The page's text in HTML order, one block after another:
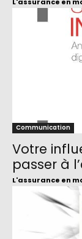
Communication
Votre
passer à
L'assurance en